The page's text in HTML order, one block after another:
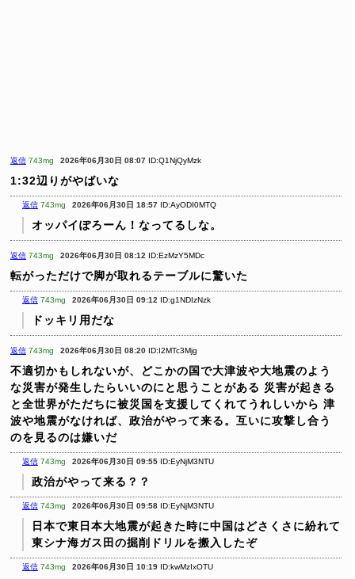
返信 743mg 2026年06月30日 08:07 ID:Q1NjQyMzk
1:32辺りがやばいな
返信 743mg 2026年06月30日 18:57 ID:AyODI0MTQ
オッパイぽろーん！なってるしな。
返信 743mg 2026年06月30日 08:12 ID:EzMzY5MDc
転がっただけで脚が取れるテーブルに驚いた
返信 743mg 2026年06月30日 09:12 ID:g1NDIzNzk
ドッキリ用だな
返信 743mg 2026年06月30日 08:20 ID:I2MTc3Mjg
不適切かもしれないが、どこかの国で大津波や大地震のよう
な災害が発生したらいいのにと思うことがある 災害が起きる
と全世界がただちに被災国を支援してくれてうれしいから 津
波や地震がなければ、政治がやって来る。互いに攻撃し合う
のを見るのは嫌いだ
返信 743mg 2026年06月30日 09:55 ID:EyNjM3NTU
政治がやって来る？？
返信 743mg 2026年06月30日 09:58 ID:EyNjM3NTU
日本で東日本大地震が起きた時に中国はどさくさに紛れて
東シナ海ガス田の掘削ドリルを搬入したぞ
返信 743mg 2026年06月30日 10:19 ID:kwMzIxOTU